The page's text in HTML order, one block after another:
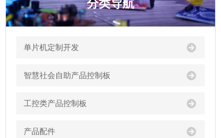
分类导航
单片机定制开发
智慧社会自助产品控制板
工控类产品控制板
产品配件